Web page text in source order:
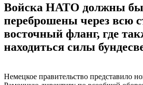
Войска НАТО должны
переброшены через всю
восточный фланг, где
находиться силы
Немецкое правительство представило